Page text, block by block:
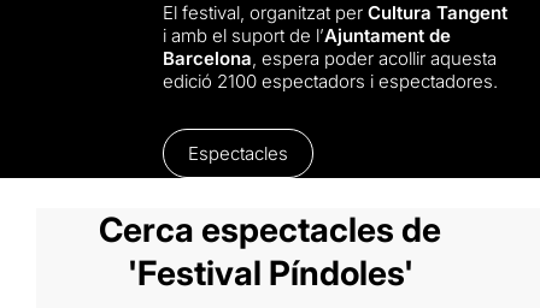
El festival, organitzat per Cultura Tangent
i amb el suport de l’Ajuntament de
Barcelona, espera poder acollir aquesta
edició 2100 espectadors i espectadores.
Espectacles
Cerca espectacles de
'Festival Píndoles'